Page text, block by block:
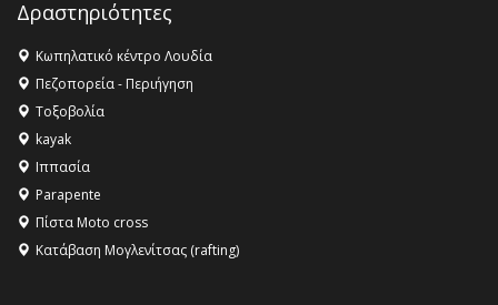
Δραστηριότητες
Κωπηλατικό κέντρο Λουδία
Πεζοπορεία - Περιήγηση
Τοξοβολία
kayak
Ιππασία
Parapente
Πίστα Moto cross
Κατάβαση Μογλενίτσας (rafting)